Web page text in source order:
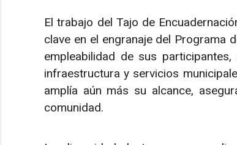
El trabajo del Tajo de
clave en el engranaje del Programa
empleabilidad de sus
infraestructura y servicios
amplía aún más su alcance,
comunidad.